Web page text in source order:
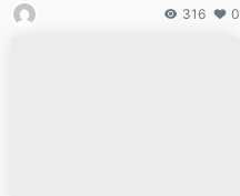
316 0